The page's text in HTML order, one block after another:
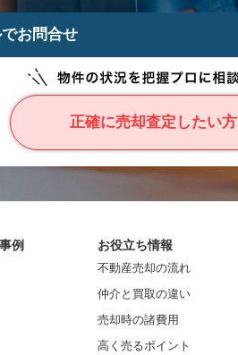
お問合せ
正確に売却査定したい方
例 お役立ち情報
不動産売却の流れ
仲介と買取の違い
売却時の諸費用
高く売るポイント